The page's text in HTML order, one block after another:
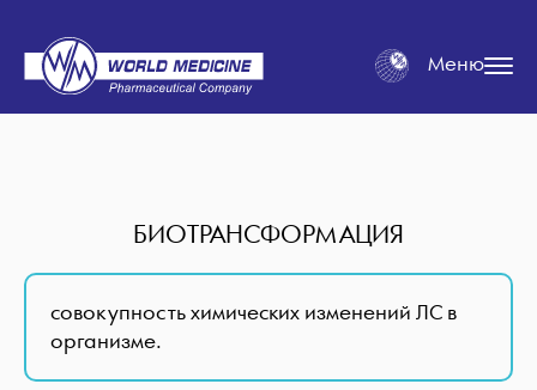
Меню
БИОТРАНСФОРМАЦИЯ
совокупность химических изменений ЛС в
организме.